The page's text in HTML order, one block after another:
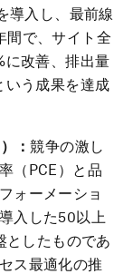
導入し、最前線
間で、サイト全
に改善、排出量
いう成果を達成
：競争の激し
（PCE）と品
ォーメーショ
入した50以上
としたものであ
ス最適化の推